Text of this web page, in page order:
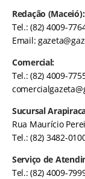
Redação (Maceió):
Tel.: (82) 4009-
Email:
Comercial:
Tel.: (82) 4009-
Sucursal
Rua Maurício
Tel.: (82) 3482-
Serviço de
Tel.: (82) 4009-